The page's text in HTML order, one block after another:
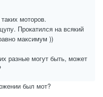
моторов.
Прокатился на всякий
максимум ))
разные могут быть, может
был мот?